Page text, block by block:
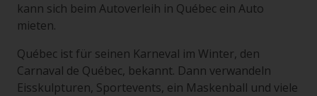
kann sich beim Autoverleih in Québec ein Auto
mieten.
Québec ist für seinen Karneval im Winter, den
Carnaval de Québec, bekannt. Dann verwandeln
Eisskulpturen, Sportevents, ein Maskenball und viele